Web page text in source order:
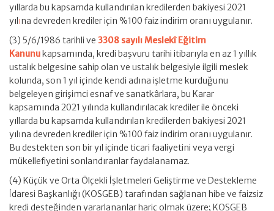
yıllarda bu kapsamda kullandırılan kredilerden bakiyesi 2021
yılına devreden krediler için %100 faiz indirim oranı uygulanır.
(3) 5/6/1986 tarihli ve 3308 sayılı Meslekî Eğitim
Kanunukapsamında, kredi başvuru tarihi itibarıyla en az 1 yıllık
ustalık belgesine sahip olan ve ustalık belgesiyle ilgili meslek
kolunda, son 1 yıl içinde kendi adına işletme kurduğunu
belgeleyen girişimci esnaf ve sanatkârlara, bu Karar
kapsamında 2021 yılında kullandırılacak krediler ile önceki
yıllarda bu kapsamda kullandırılan kredilerden bakiyesi 2021
yılına devreden krediler için %100 faiz indirim oranı uygulanır.
Bu destekten son bir yıl içinde ticari faaliyetini veya vergi
mükellefiyetini sonlandıranlar faydalanamaz.
(4) Küçük ve Orta Ölçekli İşletmeleri Geliştirme ve Destekleme
İdaresi Başkanlığı (KOSGEB) tarafından sağlanan hibe ve faizsiz
kredi desteğinden yararlananlar hariç olmak üzere; KOSGEB